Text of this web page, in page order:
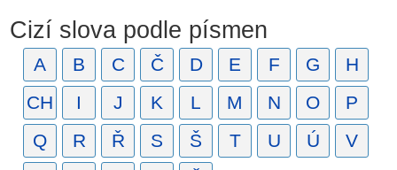
Cizí slova podle písmen
A B C Č D E F G
H
CH
I J K L M N O
P
Q
R Ř S Š T U Ú
V